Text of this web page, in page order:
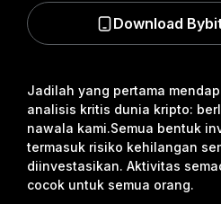
Jadilah yang pertama
analisis kritis dunia kripto:
nawala kami.Semua bentuk
termasuk risiko kehilangan
diinvestasikan. Aktivitas
cocok untuk semua orang.
Download